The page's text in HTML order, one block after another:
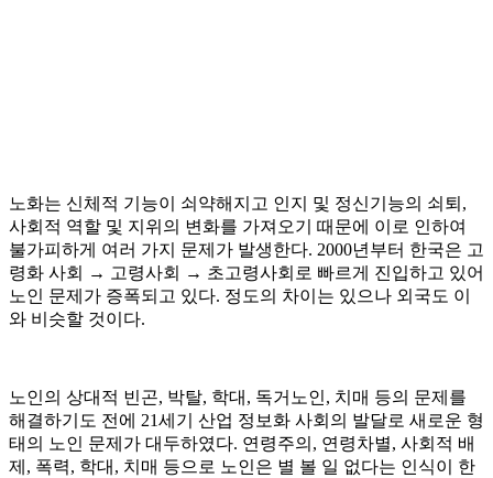
노화는 신체적 기능이 쇠약해지고 인지 및 정신기능의 쇠퇴,
사회적 역할 및 지위의 변화를 가져오기 때문에 이로 인하여
불가피하게 여러 가지 문제가 발생한다. 2000년부터 한국은 고
령화 사회 → 고령사회 → 초고령사회로 빠르게 진입하고 있어
노인 문제가 증폭되고 있다. 정도의 차이는 있으나 외국도 이
와 비슷할 것이다.
노인의 상대적 빈곤, 박탈, 학대, 독거노인, 치매 등의 문제를
해결하기도 전에 21세기 산업 정보화 사회의 발달로 새로운 형
태의 노인 문제가 대두하였다. 연령주의, 연령차별, 사회적 배
제, 폭력, 학대, 치매 등으로 노인은 별 볼 일 없다는 인식이 한